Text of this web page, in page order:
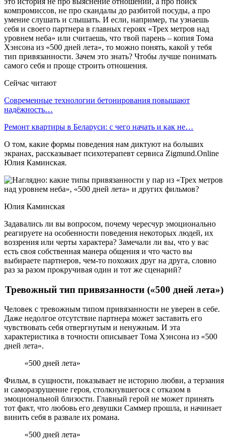
компромиссов, не про скандалы до разбитой посуды, а про
умение слушать и слышать. И если, например, ты узнаешь
себя и своего партнера в главных героях «Трех метров над
уровнем неба» или считаешь, что твой парень – копия Тома
Хэнсона из «500 дней лета», то можно понять, какой у тебя
тип привязанности. Зачем это знать? Чтобы лучше понимать
самого себя и проще строить отношения.
Сейчас читают
Современные технологии бетонирования повышают
надёжность…
Ремонт квартиры в Беларуси: с чего начать и как не…
О том, какие формы поведения нам диктуют на больших
экранах, рассказывает психотерапевт сервиса Zigmund.Online
Юлия Каминская.
Юлия Каминская
Задавались ли вы вопросом, почему чересчур эмоционально
реагируете на особенности поведения некоторых людей, их
воззрения или черты характера? Замечали ли вы, что у вас
есть своя собственная манера общения и что часто вы
выбираете партнеров, чем-то похожих друг на друга, словно
раз за разом прокручивая один и тот же сценарий?
Тревожный тип привязанности («500 дней лета»)
Человек с тревожным типом привязанности не уверен в себе.
Даже недолгое отсутствие партнера может заставить его
чувствовать себя отвергнутым и ненужным. И эта
характеристика в точности описывает Тома Хэнсона из «500
дней лета».
«500 дней лета»
Фильм, в сущности, показывает не историю любви, а терзания
и саморазрушение героя, столкнувшегося с отказом в
эмоциональной близости. Главный герой не может принять
тот факт, что любовь его девушки Саммер прошла, и начинает
винить себя в развале их романа.
«500 дней лета»